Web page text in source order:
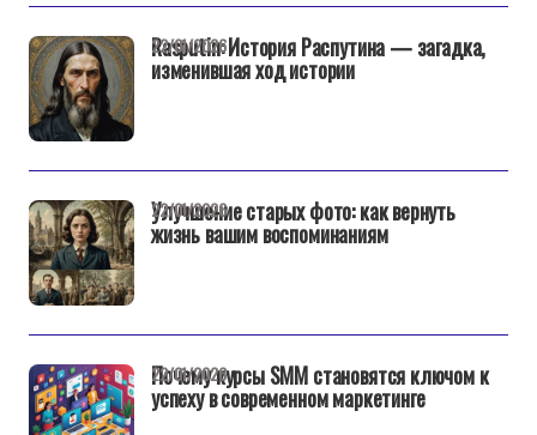
Rasputin: История Распутина — загадка,
изменившая ход истории
22/01/2026
Улучшение старых фото: как вернуть
жизнь вашим воспоминаниям
22/01/2026
Почему курсы SMM становятся ключом к
успеху в современном маркетинге
22/01/2026